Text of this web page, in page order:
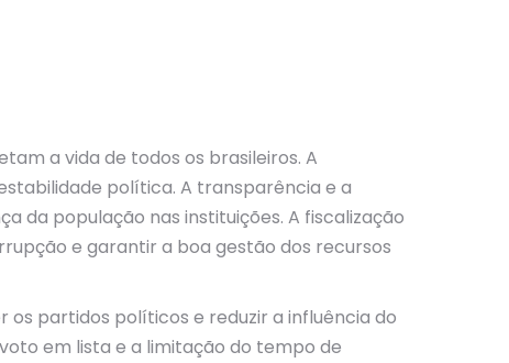
a vida de todos os brasileiros. A
política. A transparência e a
da população nas instituições. A fiscalização
e garantir a boa gestão dos recursos
partidos políticos e reduzir a influência do
em lista e a limitação do tempo de